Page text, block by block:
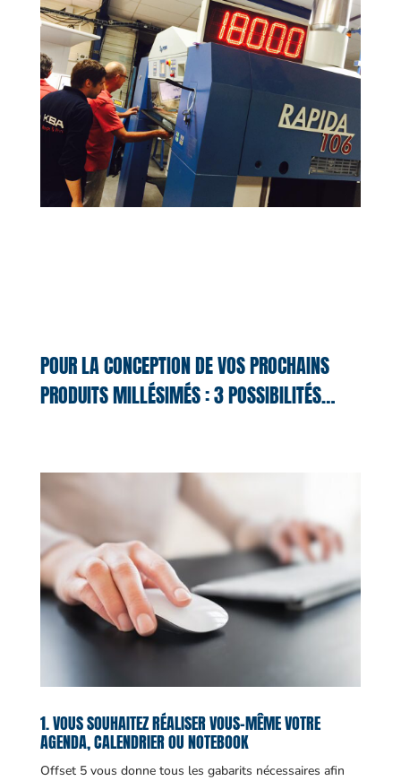
POUR LA CONCEPTION DE VOS PROCHAINS
PRODUITS MILLÉSIMÉS : 3 POSSIBILITÉS…
1. VOUS SOUHAITEZ RÉALISER VOUS-MÊME VOTRE
AGENDA, CALENDRIER OU NOTEBOOK
Offset 5 vous donne tous les gabarits nécessaires afin